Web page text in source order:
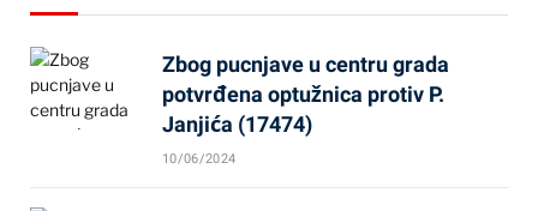
Zbog pucnjave u centru grada
potvrđena optužnica protiv P.
Janjića (17474)
10/06/2024